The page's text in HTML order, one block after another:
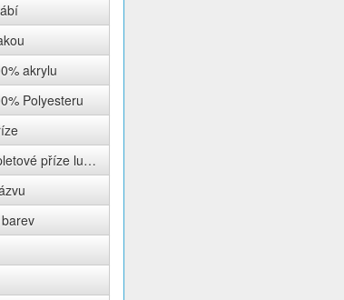
akrylu
Polyesteru
Metalické přípletové příze lurex